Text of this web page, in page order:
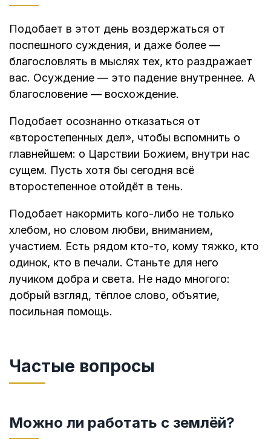
Подобает в этот день воздержаться от
поспешного суждения, и даже более —
благословлять в мыслях тех, кто раздражает
вас. Осуждение — это падение внутреннее. А
благословение — восхождение.
Подобает осознанно отказаться от
«второстепенных дел», чтобы вспомнить о
главнейшем: о Царствии Божием, внутри нас
сущем. Пусть хотя бы сегодня всё
второстепенное отойдёт в тень.
Подобает накормить кого-либо не только
хлебом, но словом любви, вниманием,
участием. Есть рядом кто-то, кому тяжко, кто
одинок, кто в печали. Станьте для него
лучиком добра и света. Не надо многого:
добрый взгляд, тёплое слово, объятие,
посильная помощь.
Частые вопросы
Можно ли работать с землёй?